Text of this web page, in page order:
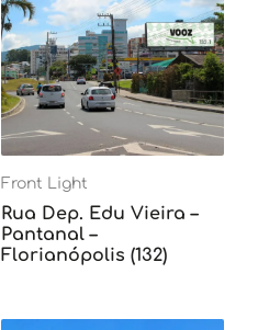
Front Light
Rua Dep. Edu Vieira –
Pantanal –
Florianópolis (132)